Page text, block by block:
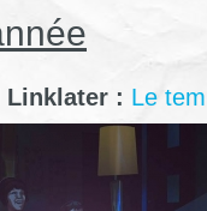
Linklater : Le